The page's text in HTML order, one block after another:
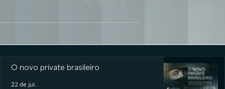
O novo private brasileiro
22 de jul.